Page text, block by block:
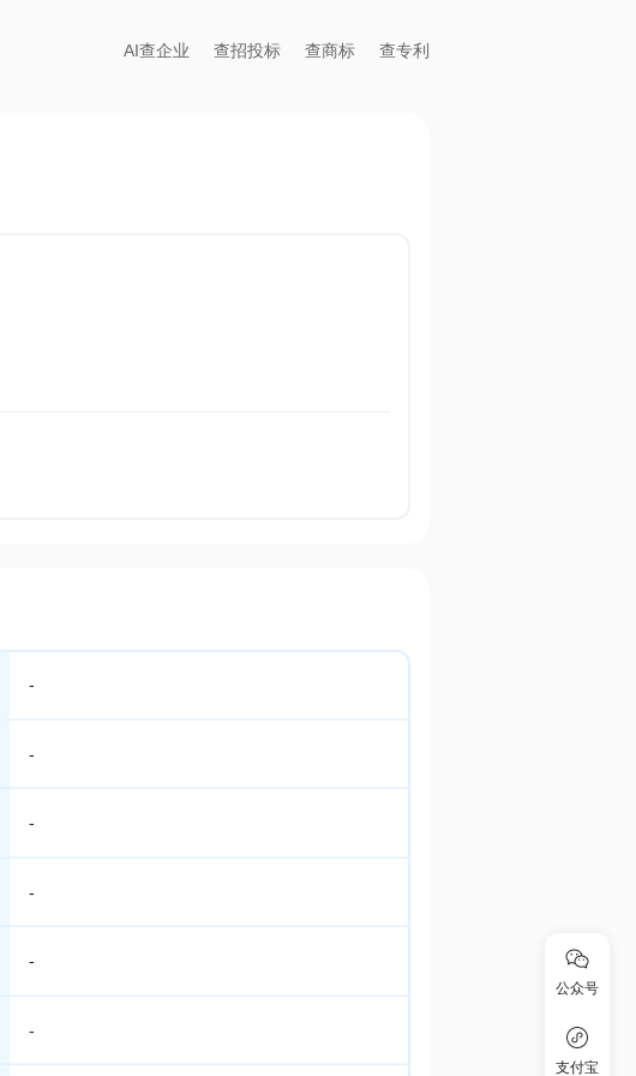
AI查企业 查招投标 查商标 查专利
-
-
-
-
-
-
公众号
支付宝